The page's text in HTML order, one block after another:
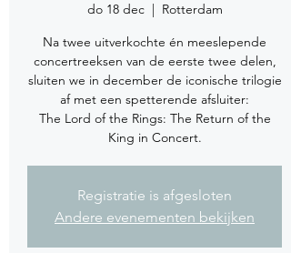
do 18 dec
  |
Rotterdam
Na twee uitverkochte én meeslepende
concertreeksen van de eerste twee delen,
sluiten we in december de iconische trilogie
af met een spetterende afsluiter:
The Lord of the Rings: The Return of the
King in Concert.
Registratie is afgesloten
Andere evenementen bekijken